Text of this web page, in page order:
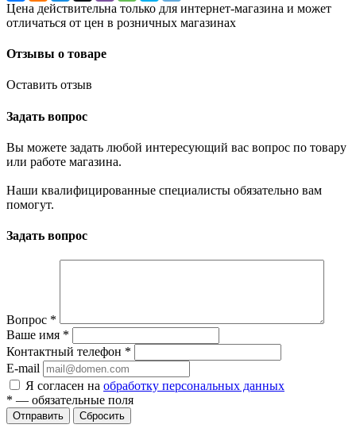
Цена действительна только для интернет-магазина и может
отличаться от цен в розничных магазинах
Отзывы о товаре
Оставить отзыв
Задать вопрос
Вы можете задать любой интересующий вас вопрос по товару
или работе магазина.
Наши квалифицированные специалисты обязательно вам
помогут.
Задать вопрос
Вопрос *
Ваше имя *
Контактный телефон *
E-mail
Я согласен на обработку персональных данных
* — обязательные поля
Сбросить